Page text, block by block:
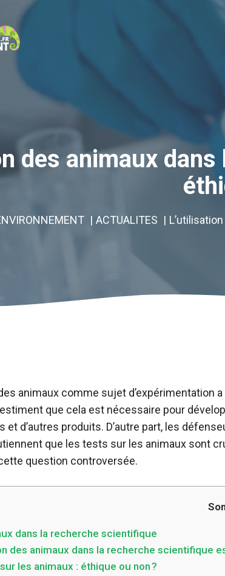
des animaux
ACTUALITES
animaux comme sujet d’expérimentation
que cela est nécessaire pour
et d’autres produits. D’autre part, les
que les tests sur les animaux sont
question controversée.
dans la recherche scientifique
des animaux dans la recherche scientifique
les animaux : éthique ou non ?